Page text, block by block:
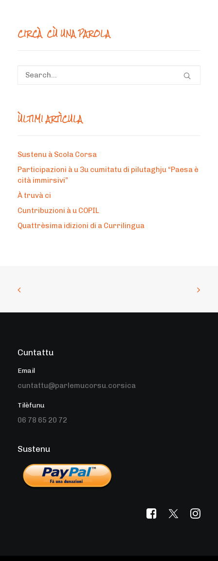
CIRCÀ CÙ UNA PAROLA
ÙLTIMI ARTÌCULA
Sustenu à Scola Corsa
Participazioni à u 3u cumitatu di pilutaghju “Paesa è
cità immirsivi”
À truvà ci
Cuntribuzioni à u COPIL
Quattrèsima idizioni di a Currilingua
Cuntattu
Email
cuntattu@parlemucorsu.corsica
Tilèfunu
06 78 65 20 72
Sustenu